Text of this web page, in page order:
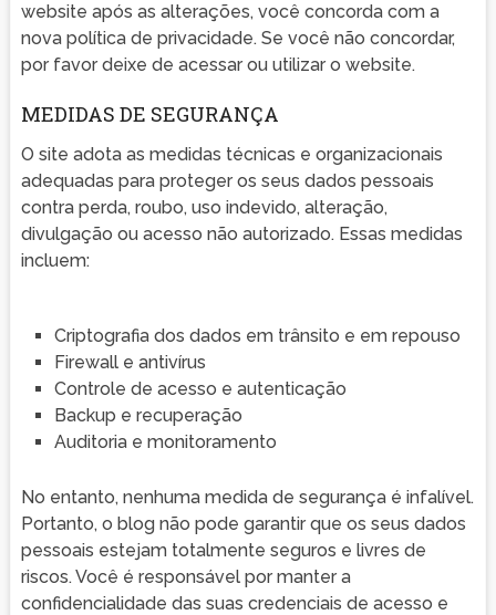
website após as alterações, você concorda com a
nova política de privacidade. Se você não concordar,
por favor deixe de acessar ou utilizar o website.
MEDIDAS DE SEGURANÇA
O site adota as medidas técnicas e organizacionais
adequadas para proteger os seus dados pessoais
contra perda, roubo, uso indevido, alteração,
divulgação ou acesso não autorizado. Essas medidas
incluem:
Criptografia dos dados em trânsito e em repouso
Firewall e antivírus
Controle de acesso e autenticação
Backup e recuperação
Auditoria e monitoramento
No entanto, nenhuma medida de segurança é infalível.
Portanto, o blog não pode garantir que os seus dados
pessoais estejam totalmente seguros e livres de
riscos. Você é responsável por manter a
confidencialidade das suas credenciais de acesso e